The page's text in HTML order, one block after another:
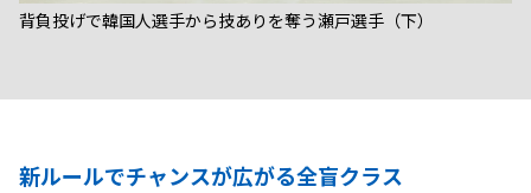
背負投げで韓国人選手から技ありを奪う瀬戸選手（下）
新ルールでチャンスが広がる全盲クラス